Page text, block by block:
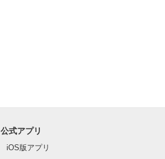
公式アプリ
iOS版アプリ